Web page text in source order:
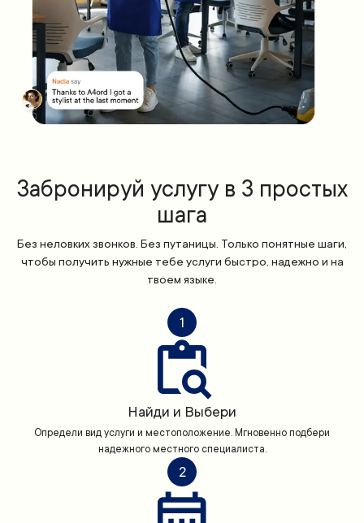
Забронируй услугу в 3 простых
шага
Без неловких звонков. Без путаницы. Только понятные шаги,
чтобы получить нужные тебе услуги быстро, надежно и на
твоем языке.
1
Найди и Выбери
Определи вид услуги и местоположение. Мгновенно подбери
надежного местного специалиста.
2